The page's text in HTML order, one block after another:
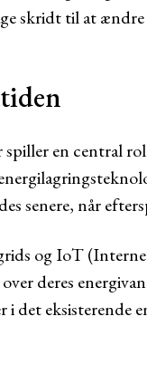
skridt til at
en central
senere, når
og IoT
deres
i det eksisterende